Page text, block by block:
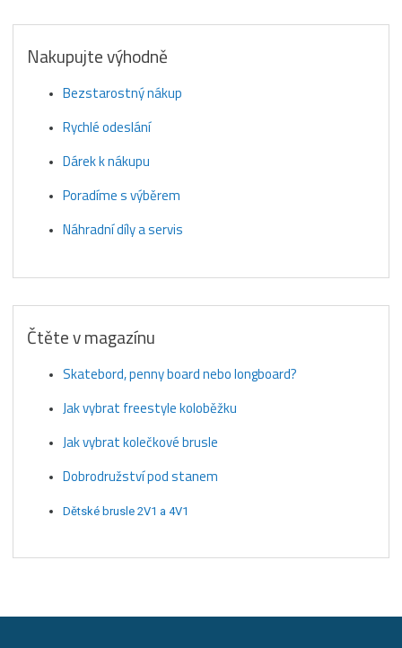
Nakupujte výhodně
Bezstarostný nákup
Rychlé odeslání
Dárek k nákupu
Poradíme s výběrem
Náhradní díly a servis
Čtěte v magazínu
Skatebord, penny board nebo longboard?
Jak vybrat freestyle koloběžku
Jak vybrat kolečkové brusle
Dobrodružství pod stanem
Dětské brusle 2V1 a 4V1